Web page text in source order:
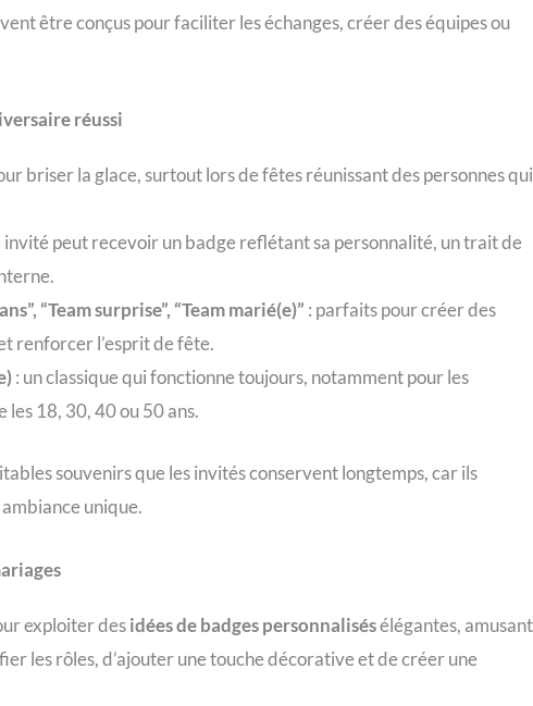
être conçus pour faciliter les échanges, créer des équipes ou
réussi
briser la glace, surtout lors de fêtes réunissant des personnes
invité peut recevoir un badge reflétant sa personnalité, un trait de
“Team surprise”, “Team marié(e)” : parfaits pour créer des
renforcer l’esprit de fête.
: un classique qui fonctionne toujours, notamment pour les
18, 30, 40 ou 50 ans.
souvenirs que les invités conservent longtemps, car ils
unique.
exploiter desidées de badges personnalisésélégantes,
les rôles, d’ajouter une touche décorative et de créer une